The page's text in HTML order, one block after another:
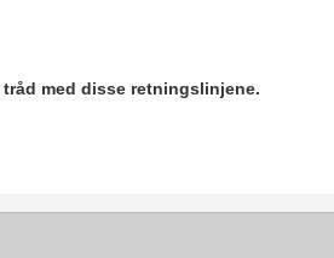
med disse retningslinjene.